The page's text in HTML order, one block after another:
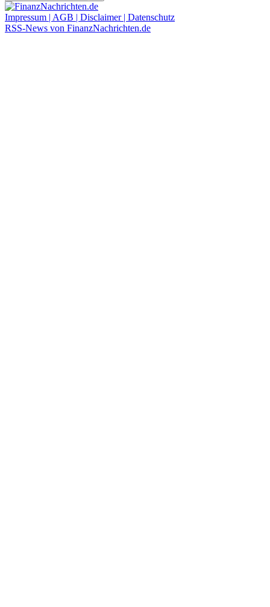
Impressum | AGB | Disclaimer | Datenschutz
RSS-News von FinanzNachrichten.de